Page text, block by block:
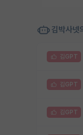
김박사넷
김GPT
김GPT
김GPT